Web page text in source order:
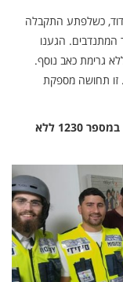
כשלפתע התקבלה
המתנדבים. הגענו
גרימת כאב נוסף.
זו תחושה מספקת
זקוקים לעזרה? צרו קשר מיידי עם מוקד ידידים במספר 1230 ללא